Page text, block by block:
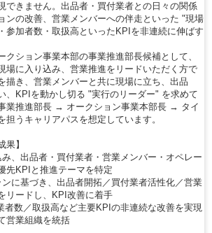
できません。出品者・買付業者との日々の関係
ンの改善、営業メンバーへの伴走といった "現場
参加者数・取扱高といったKPIを非連続に伸ばす
クション事業本部の事業推進部長候補として、
場に入り込み、営業推進をリードいただく方で
描き、営業メンバーと共に現場に立ち、出品
、KPIを動かし切る "実行のリーダー" を求めて
業推進部長 → オークション事業本部長 → タイ
担うキャリアパスを想定しています。
果】
、出品者・買付業者・営業メンバー・オペレー
先KPIと推進テーマを特定
に基づき、出品者開拓／買付業者活性化／営業
リードし、KPI改善に着手
者数／取扱高など主要KPIの非連続な改善を実現
営業組織を統括